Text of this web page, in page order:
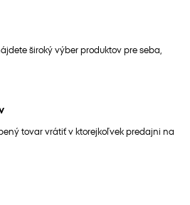
široký výber produktov pre seba,
tovar vrátiť v ktorejkoľvek predajni na